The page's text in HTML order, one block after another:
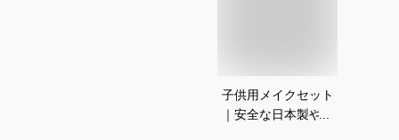
子供用メイクセット
｜安全な日本製や